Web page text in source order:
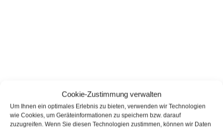
Cookie-Zustimmung verwalten
Um Ihnen ein optimales Erlebnis zu bieten, verwenden wir Technologien
wie Cookies, um Geräteinformationen zu speichern bzw. darauf
zuzugreifen. Wenn Sie diesen Technologien zustimmen, können wir Daten